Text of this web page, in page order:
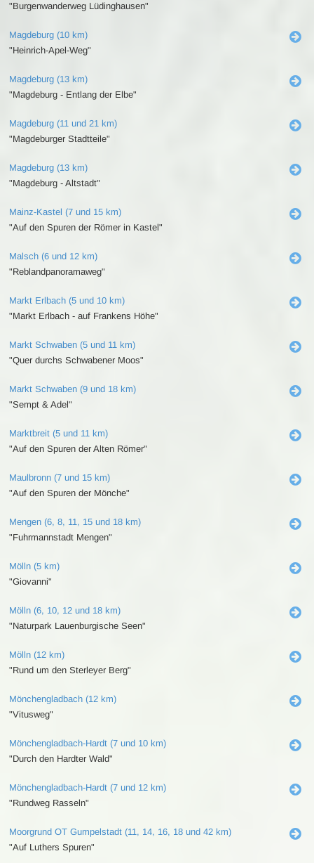
"Burgenwanderweg Lüdinghausen"
Magdeburg (10 km)
"Heinrich-Apel-Weg"
Magdeburg (13 km)
"Magdeburg - Entlang der Elbe"
Magdeburg (11 und 21 km)
"Magdeburger Stadtteile"
Magdeburg (13 km)
"Magdeburg - Altstadt"
Mainz-Kastel (7 und 15 km)
"Auf den Spuren der Römer in Kastel"
Malsch (6 und 12 km)
"Reblandpanoramaweg"
Markt Erlbach (5 und 10 km)
"Markt Erlbach - auf Frankens Höhe"
Markt Schwaben (5 und 11 km)
"Quer durchs Schwabener Moos"
Markt Schwaben (9 und 18 km)
"Sempt & Adel"
Marktbreit (5 und 11 km)
"Auf den Spuren der Alten Römer"
Maulbronn (7 und 15 km)
"Auf den Spuren der Mönche"
Mengen (6, 8, 11, 15 und 18 km)
"Fuhrmannstadt Mengen"
Mölln (5 km)
"Giovanni"
Mölln (6, 10, 12 und 18 km)
"Naturpark Lauenburgische Seen"
Mölln (12 km)
"Rund um den Sterleyer Berg"
Mönchengladbach (12 km)
"Vitusweg"
Mönchengladbach-Hardt (7 und 10 km)
"Durch den Hardter Wald"
Mönchengladbach-Hardt (7 und 12 km)
"Rundweg Rasseln"
Moorgrund OT Gumpelstadt (11, 14, 16, 18 und 42 km)
"Auf Luthers Spuren"